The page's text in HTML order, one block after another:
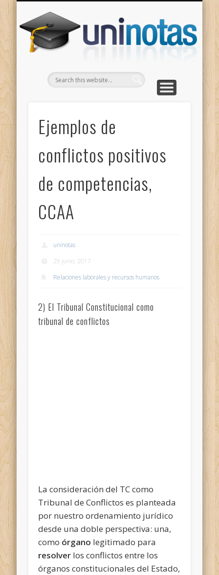
Ejemplos de
conflictos positivos
de competencias,
CCAA
uninotas
29 junio, 2017
Relaciones laborales y recursos humanos
2) El Tribunal Constitucional como
tribunal de conflictos
La consideración del TC como
Tribunal de Conflictos es planteada
por nuestro ordenamiento jurídico
desde una doble perspectiva: una,
como órgano legitimado para
resolver los conflictos entre los
órganos constitucionales del Estado,